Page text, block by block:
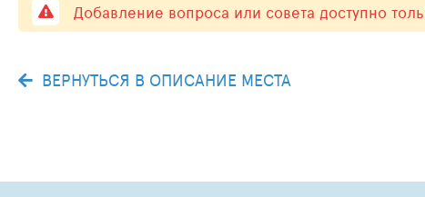
Добавление вопроса или совета доступно
ВЕРНУТЬСЯ В ОПИСАНИЕ МЕСТА